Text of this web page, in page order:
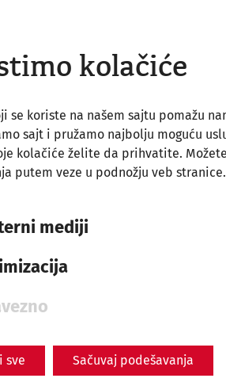
kolačiće
se koriste na našem sajtu pomažu
sajt i pružamo najbolju moguću
kolačiće želite da prihvatite.
putem veze u podnožju veb stranice.
mediji
sve Sačuvaj podešavanja